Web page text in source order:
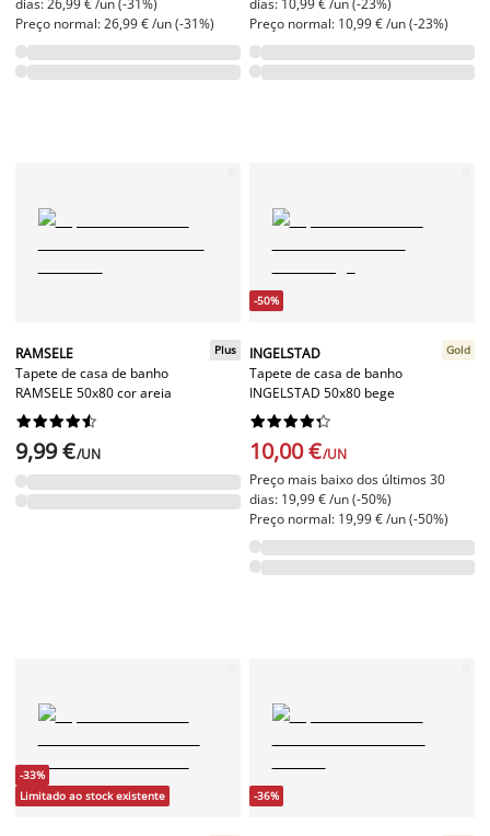
Preço normal: 26,99 € /un (-31%)
Preço normal: 10,99 € /un (-23%)
RAMSELE
Tapete de casa de banho
RAMSELE 50x80 cor areia
Plus






9,99 €/UN
-50%
INGELSTAD
Tapete de casa de banho
INGELSTAD 50x80 bege
Gold






10,00 €/UN
Preço mais baixo dos últimos 30
dias: 19,99 € /un (-50%)
Preço normal: 19,99 € /un (-50%)
-33%
Limitado ao stock existente
-36%